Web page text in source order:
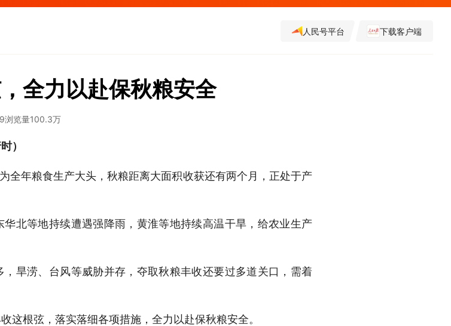
人民号平台 下载客户端
全力以赴保秋粮安全
浏览量100.3万
）
全年粮食生产大头，秋粮距离大面积收获还有两个月，正处于产
北等地持续遭遇强降雨，黄淮等地持续高温干旱，给农业生产
旱涝、台风等威胁并存，夺取秋粮丰收还要过多道关口，需着
这根弦，落实落细各项措施，全力以赴保秋粮安全。